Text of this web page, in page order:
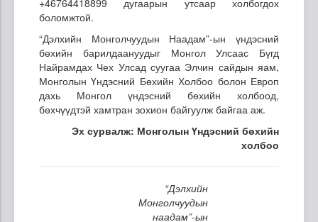
боломжтой.
“Дэлхийн Монголчуудын Наадам”-ын үндэсний
бөхийн барилдаануудыг Монгол Улсаас Бүгд
Найрамдах Чех Улсад суугаа Элчин сайдын яам,
Монголын Үндэсний Бөхийн Холбоо болон Европ
дахь Монгол үндэсний бөхийн холбоод,
бөхчүүдтэй хамтран зохион байгуулж байгаа аж.
Эх сурвалж: Монголын Үндэсний бөхийн
холбоо
“Дэлхийн
Монголчуудын
наадам”-ын